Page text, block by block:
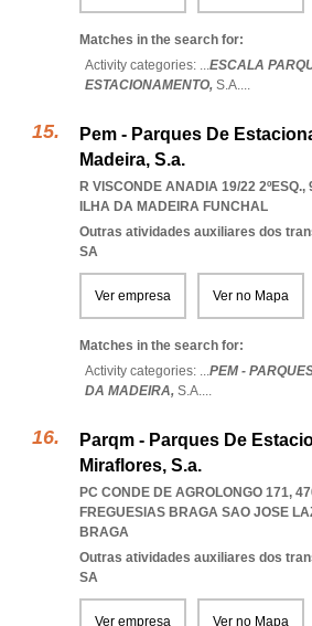
Matches in the search for:
Activity categories: ...ESCALA
ESTACIONAMENTO, S.A....
Pem - Parques De
Madeira, S.a.
R VISCONDE ANADIA 19/22 2ºESQ.,
ILHA DA MADEIRA FUNCHAL
Outras atividades auxiliares dos
SA
Ver empresa Ver no Mapa
Matches in the search for:
Activity categories: ...PEM -
DA MADEIRA, S.A....
Parqm - Parques De
Miraflores, S.a.
PC CONDE DE AGROLONGO 171,
FREGUESIAS BRAGA SAO JOSE
BRAGA
Outras atividades auxiliares dos
SA
Ver empresa Ver no Mapa